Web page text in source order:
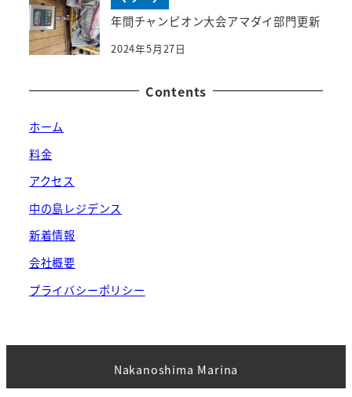
年間チャンピオン大会アマダイ部門更新
2024年5月27日
Contents
ホーム
料金
アクセス
中の島レジデンス
新着情報
会社概要
プライバシーポリシー
Nakanoshima Marina